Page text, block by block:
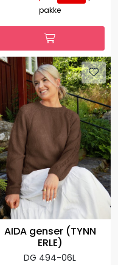
pakke
AIDA genser (TYNN
ERLE)
DG 494-06L